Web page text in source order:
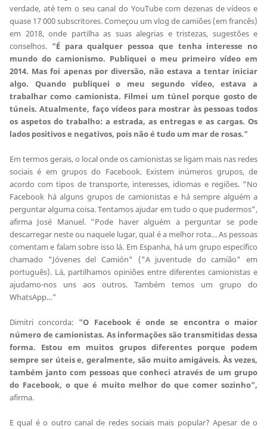
verdade, até tem o seu canal do YouTube com dezenas de vídeos e
quase 17 000 subscritores. Começou um vlog de camiões (em francês)
em 2018, onde partilha as suas alegrias e tristezas, sugestões e
conselhos. "É para qualquer pessoa que tenha interesse no
mundo do camionismo. Publiquei o meu primeiro vídeo em
2014. Mas foi apenas por diversão, não estava a tentar iniciar
algo. Quando publiquei o meu segundo vídeo, estava a
trabalhar como camionista. Filmei um túnel porque gosto de
túneis. Atualmente, faço vídeos para mostrar às pessoas todos
os aspetos do trabalho: a estrada, as entregas e as cargas. Os
lados positivos e negativos, pois não é tudo um mar de rosas."
Em termos gerais, o local onde os camionistas se ligam mais nas redes
sociais é em grupos do Facebook. Existem inúmeros grupos, de
acordo com tipos de transporte, interesses, idiomas e regiões. "No
Facebook há alguns grupos de camionistas e há sempre alguém a
perguntar alguma coisa. Tentamos ajudar em tudo o que pudermos”,
afirma José Manuel. "Pode haver alguém a perguntar se pode
descarregar neste ou naquele lugar, qual é a melhor rota… As pessoas
comentam e falam sobre isso lá. Em Espanha, há um grupo específico
chamado "Jóvenes del Camión" ("A juventude do camião" em
português). Lá, partilhamos opiniões entre diferentes camionistas e
ajudamo-nos uns aos outros. Também temos um grupo do
WhatsApp…”
Dimitri concorda: "O Facebook é onde se encontra o maior
número de camionistas. As informações são transmitidas dessa
forma. Estou em muitos grupos diferentes porque podem
sempre ser úteis e, geralmente, são muito amigáveis. Às vezes,
também janto com pessoas que conheci através de um grupo
do Facebook, o que é muito melhor do que comer sozinho",
afirma.
E qual é o outro canal de redes sociais mais popular? Apesar de o